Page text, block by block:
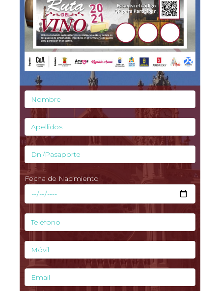
Fecha de Nacimiento